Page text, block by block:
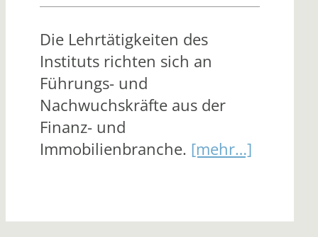
Die Lehrtätigkeiten des
Instituts richten sich an
Führungs- und
Nachwuchskräfte aus der
Finanz- und
Immobilienbranche. [mehr…]